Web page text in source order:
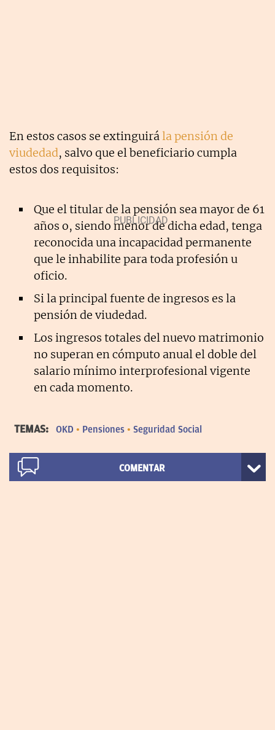
En estos casos se extinguirála pensión de
viudedad, salvo que el beneficiario cumpla
estos dos requisitos:
Que el titular de la pensión sea mayor de 61
años o, siendo menor de dicha edad, tenga
reconocida una incapacidad permanente
que le inhabilite para toda profesión u
oficio.
Si la principal fuente de ingresos es la
pensión de viudedad.
Los ingresos totales del nuevo matrimonio
no superan en cómputo anual el doble del
salario mínimo interprofesional vigente
en cada momento.
TEMAS: OKD Pensiones Seguridad Social
COMENTAR